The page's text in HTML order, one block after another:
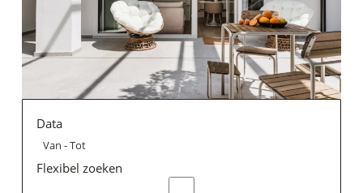
Русский
Polski
Română
العربية
Türkçe
Data
Flexibel zoeken